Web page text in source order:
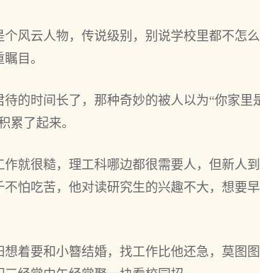
风云人物，传说级别，别说学校里都不怎
目。
的时间长了，那种奇妙的被人以为“你家里
累了起来。
就很糙，理工科哪边都很需要人，但新人
怕吃苦，他对读研究生的兴趣不大，想要
着要和小簪结婚，找工作比他还急，莫图